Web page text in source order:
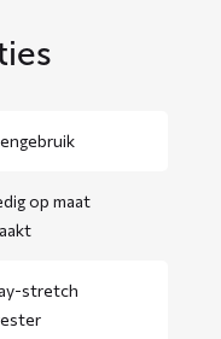
op maat
stretch